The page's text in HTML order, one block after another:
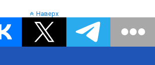
Наверх